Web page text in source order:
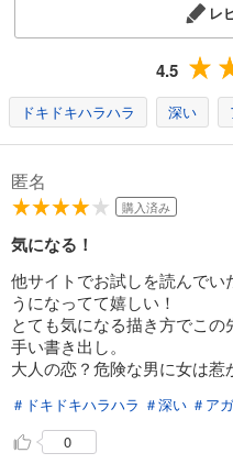
融点～とけあい
円 (税込)
あらすじを表示する
82円 (税込)
あらすじを表示する
82円 (税込)
レ
4.5
ドキドキハラハラ 深い
匿名
購入済み
気になる！
他サイトでお試しを読んでい
うになってて嬉しい！
とても気になる描き方でこ
手い書き出し。
大人の恋？危険な男に女は惹
＃ドキドキハラハラ ＃深い ＃ア
0